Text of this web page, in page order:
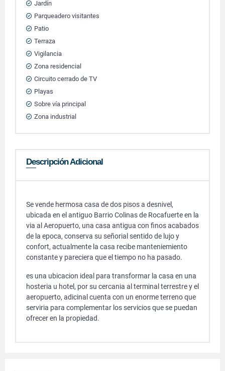
Jardín
Parqueadero visitantes
Patio
Terraza
Vigilancia
Zona residencial
Circuito cerrado de TV
Playas
Sobre vía principal
Zona industrial
Descripción Adicional
Se vende hermosa casa de dos pisos a desnivel,
ubicada en el antiguo Barrio Colinas de Rocafuerte en la
via al Aeropuerto, una casa antigua con finos acabados
de la epoca, conserva su señorial sentido de lujo y
confort, actualmente la casa recibe manteniemiento
constante y pareciera que el tiempo no ha pasado.
es una ubicacion ideal para transformar la casa en una
hosteria u hotel, por su cercania al terminal terrestre y el
aeropuerto, adicinal cuenta con un enorme terreno que
serviria para complementar los servicios que se puedan
ofrecer en la propiedad.